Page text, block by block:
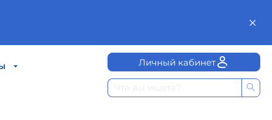
Личный кабинет